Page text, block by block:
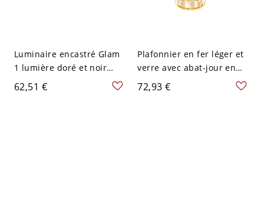
Luminaire encastré Glam
1 lumière doré et noir
avec abat-jour en verre
clair - 110 V-120 V 25,4 cm
62,51 €
Plafonnier en fer léger et
verre avec abat-jour en
verre clair en or et noir -
Or 110 V-120 V Cône
72,93 €